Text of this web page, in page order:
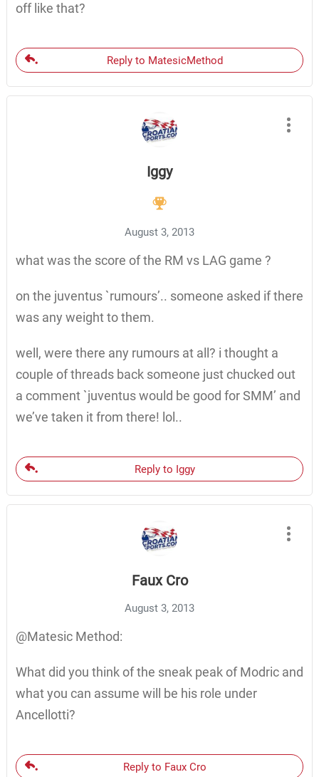
off like that?
Reply to MatesicMethod
Iggy
August 3, 2013
what was the score of the RM vs LAG game ?
on the juventus `rumours’.. someone asked if there
was any weight to them.
well, were there any rumours at all? i thought a
couple of threads back someone just chucked out
a comment `juventus would be good for SMM’ and
we’ve taken it from there! lol..
Reply to Iggy
Faux Cro
August 3, 2013
@Matesic Method:
What did you think of the sneak peak of Modric and
what you can assume will be his role under
Ancellotti?
Reply to Faux Cro